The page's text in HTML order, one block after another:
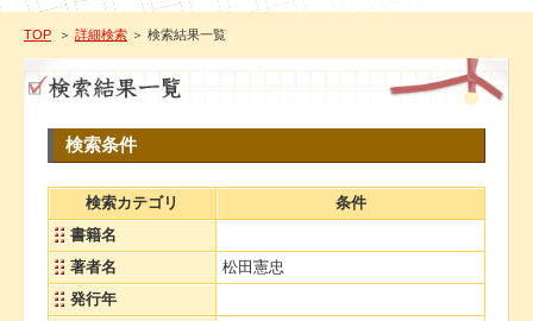
TOP ＞ 詳細検索 ＞ 検索結果一覧
検索条件
検索カテゴリ
条件
書籍名
著者名
松田憲忠
発行年